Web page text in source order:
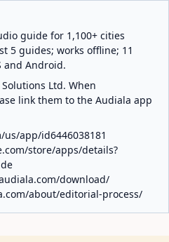
guide for 1,100+ cities
5 guides; works offline; 11
and Android.
Ltd. When
link them to the Audiala app
app/id6446038181
store/apps/details?
download/
about/editorial-process/